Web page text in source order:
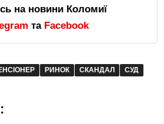
на новини Коломиї
та Facebook
РИНОК СКАНДАЛ СУД